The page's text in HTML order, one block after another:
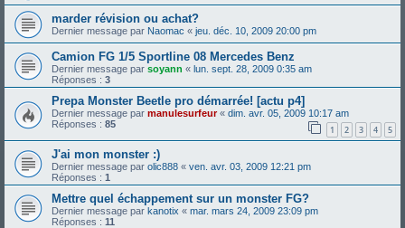
marder révision ou achat?
Dernier message par Naomac « jeu. déc. 10, 2009 20:00 pm
Camion FG 1/5 Sportline 08 Mercedes Benz
Dernier message par soyann « lun. sept. 28, 2009 0:35 am
Réponses : 3
Prepa Monster Beetle pro démarrée! [actu p4]
Dernier message par manulesurfeur« dim. avr. 05, 2009 10:17 am
Réponses : 85 1 2 3 4 5
J'ai mon monster :)
Dernier message par olic888 « ven. avr. 03, 2009 12:21 pm
Réponses : 1
Mettre quel échappement sur un monster FG?
Dernier message par kanotix « mar. mars 24, 2009 23:09 pm
Réponses : 11